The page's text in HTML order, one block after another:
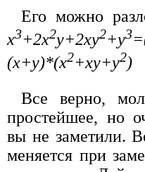
Его можно
x3+2x2y+2xy2+y3
(x+y)*(x2+xy+y2)
Все верно,
простейшее, но
вы не заметили.
меняется при